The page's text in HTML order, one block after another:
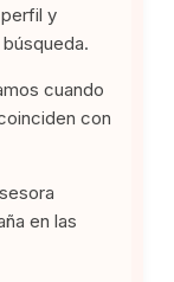
y
cuando
con
en las